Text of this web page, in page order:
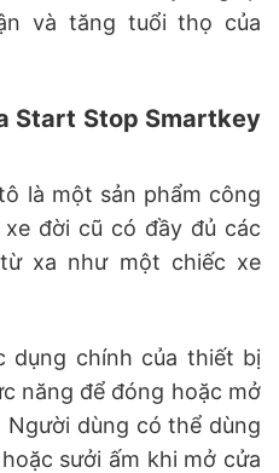
và tăng tuổi thọ của
Start Stop Smartkey
là một sản phẩm công
đời cũ có đầy đủ các
xa như một chiếc xe
dụng chính của thiết bị
năng để đóng hoặc mở
dùng có thể dùng
sưởi ấm khi mở cửa